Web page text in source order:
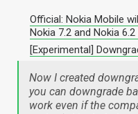
Official: Nokia Mobile
Nokia 7.2 and Nokia
[Experimental]
Now I created
you can downgrade
work even if the